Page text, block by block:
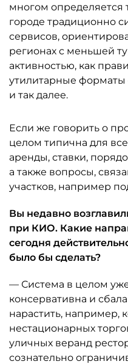
многом определяется
городе традиционно
сервисов,
регионах с меньшей
активностью, как
утилитарные форматы
и так далее.
Если же говорить о
целом типична для
аренды, ставки,
а также вопросы,
участков, например
Вы недавно
при КИО. Какие
сегодня
было бы сделать?
— Система в целом
консервативна и
нарастить, например,
нестационарных
уличных веранд
сознательно